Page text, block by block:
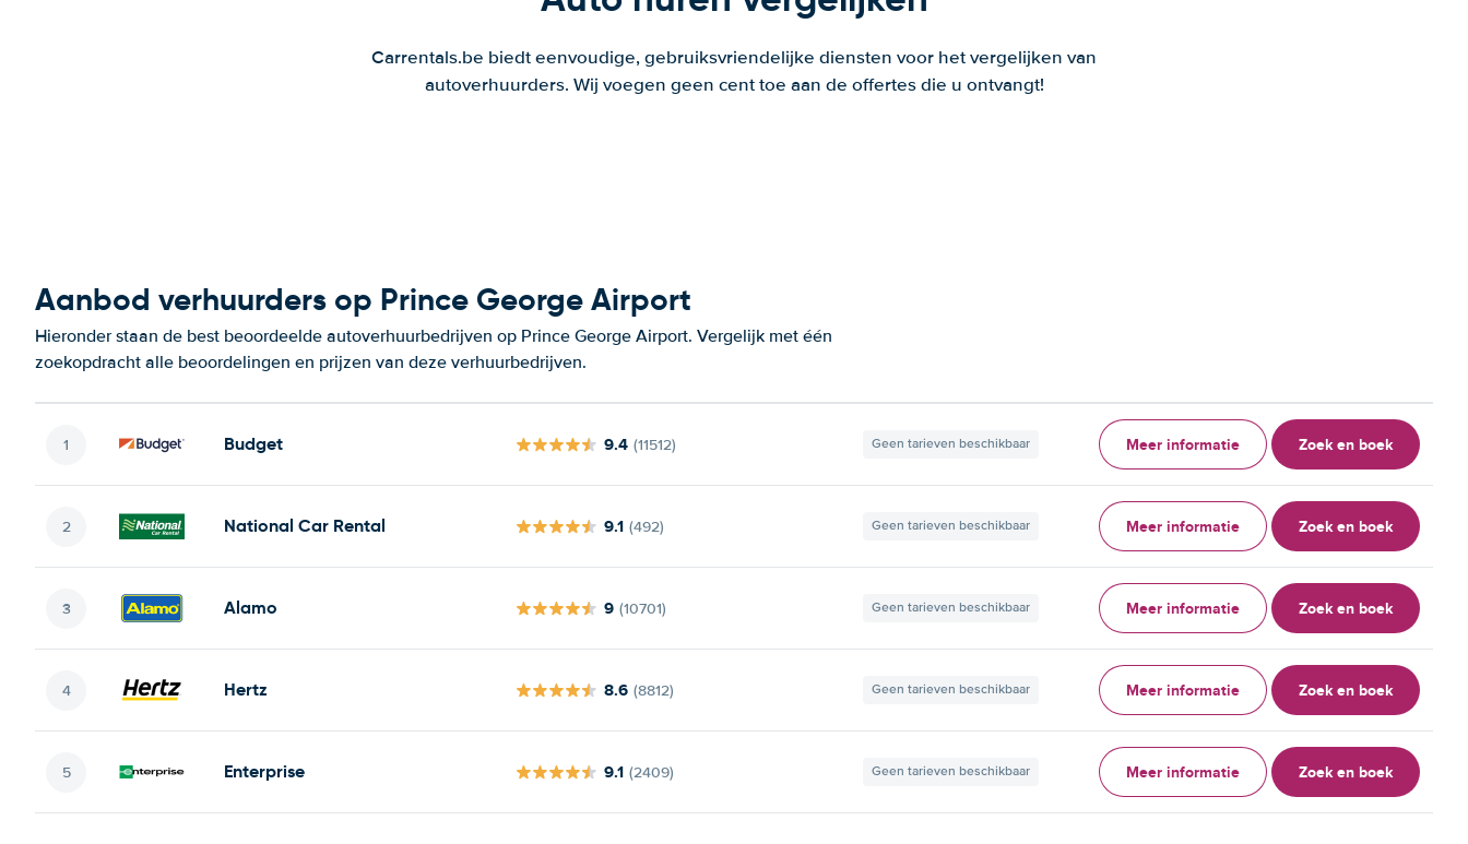
Carrentals.be biedt eenvoudige, gebruiksvriendelijke diensten voor het vergelijken van
autoverhuurders. Wij voegen geen cent toe aan de offertes die u ontvangt!
Aanbod verhuurders op Prince George Airport
Hieronder staan de best beoordeelde autoverhuurbedrijven op Prince George Airport. Vergelijk met één
zoekopdracht alle beoordelingen en prijzen van deze verhuurbedrijven.
Budget 9.4 (11512) Geen tarieven beschikbaar Meer informatie Zoek en boek
National Car Rental 9.1 (492) Geen tarieven beschikbaar Meer informatie Zoek en boek
Alamo 9 (10701) Geen tarieven beschikbaar Meer informatie Zoek en boek
Hertz 8.6 (8812) Geen tarieven beschikbaar Meer informatie Zoek en boek
Enterprise 9.1 (2409) Geen tarieven beschikbaar Meer informatie Zoek en boek